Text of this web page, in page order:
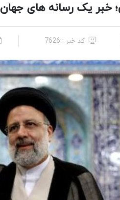
خبر یک رسانه های جهان
کد خبر : 7626